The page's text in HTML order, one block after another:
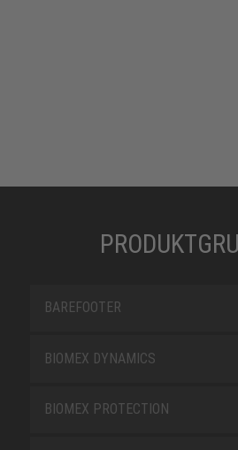
BAREFOOTER
BIOMEX DYNAMICS
BIOMEX PROTECTION